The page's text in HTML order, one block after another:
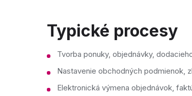
Typické procesy
Tvorba ponuky, objednávky,
Nastavenie obchodných podmienok,
Elektronická výmena objednávok,